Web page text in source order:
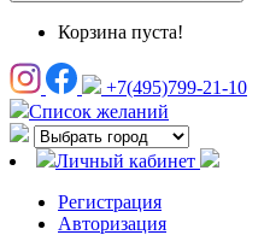
Корзина пуста!
+7(495)799-21-10
Список желаний
Личный кабинет
Регистрация
Авторизация